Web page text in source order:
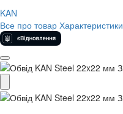
KAN
Все про товар Характеристики